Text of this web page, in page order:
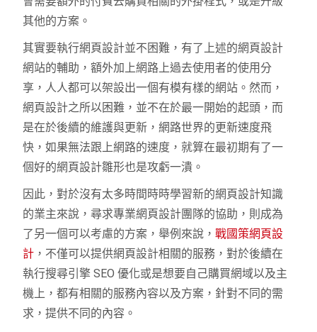
其他的方案。
其實要執行網頁設計並不困難，有了上述的網頁設計
網站的輔助，額外加上網路上過去使用者的使用分
享，人人都可以架設出一個有模有樣的網站。然而，
網頁設計之所以困難，並不在於最一開始的起頭，而
是在於後續的維護與更新，網路世界的更新速度飛
快，如果無法跟上網路的速度，就算在最初期有了一
個好的網頁設計雛形也是攻虧一潰。
因此，對於沒有太多時間時時學習新的網頁設計知識
的業主來說，尋求專業網頁設計團隊的協助，則成為
了另一個可以考慮的方案，舉例來說，戰國策網頁設
計 ，不僅可以提供網頁設計相關的服務，對於後續在
執行搜尋引擎 SEO 優化或是想要自己購買網域以及主
機上，都有相關的服務內容以及方案，針對不同的需
求，提供不同的內容。